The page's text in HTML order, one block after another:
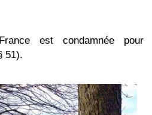
est condamnée pour
51).